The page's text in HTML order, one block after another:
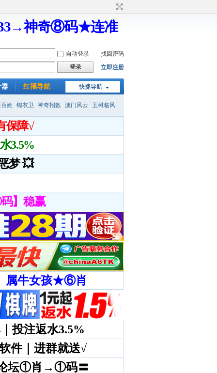
神奇⑧码★连准
自动登录
找回密码
登录 立即注册
快捷导航
器 红福导航
姓 锦衣卫 神奇招数 澳门风云 玉树临风